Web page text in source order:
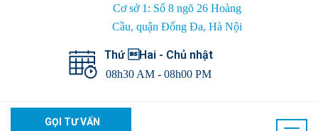
Cơ sở 1: Số 8 ngõ 26 Hoàng
Cầu, quận Đống Đa, Hà Nội
Thứ Hai - Chủ nhật
08h30 AM - 08h00 PM
GỌI TƯ VẤN